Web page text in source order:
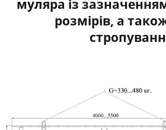
муляра із
розмірів, а